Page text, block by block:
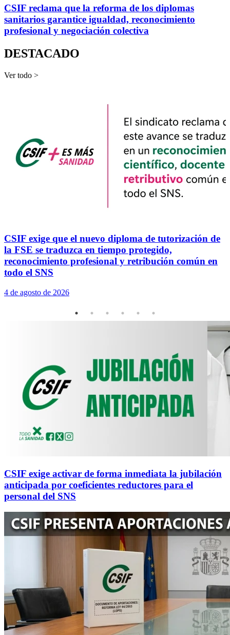
CSIF reclama que la reforma de los diplomas
sanitarios garantice igualdad, reconocimiento
profesional y negociación colectiva
DESTACADO
Ver todo >
CSIF exige que el nuevo diploma de tutorización de
la FSE se traduzca en tiempo protegido,
reconocimiento profesional y retribución común en
todo el SNS
4 de agosto de 2026
CSIF exige activar de forma inmediata la jubilación
anticipada por coeficientes reductores para el
personal del SNS